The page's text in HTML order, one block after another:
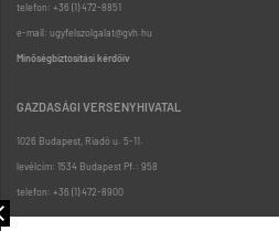
telefon: +36 (1) 472-8851
e-mail: ugyfelszolgalat@gvh.hu
Minőségbiztosítási kérdőív
GAZDASÁGI VERSENYHIVATAL
1026 Budapest, Riadó u. 5-11.
levélcím: 1534 Budapest Pf.: 958
telefon: +36 (1) 472-8900